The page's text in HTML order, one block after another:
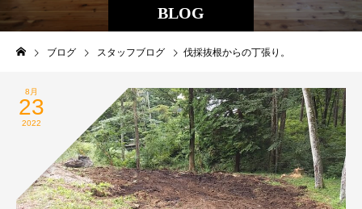
BLOG
ブログ スタッフブログ 伐採抜根からの丁張り。
8月
23
2022